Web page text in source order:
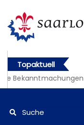
Topaktuell